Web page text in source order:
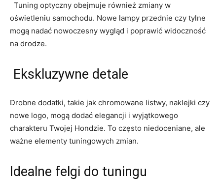
⁣ ‍ Tuning optyczny obejmuje‌ również⁣ zmiany w
oświetleniu⁤ samochodu. ‌Nowe‍ lampy przednie czy tylne⁢
mogą nadać nowoczesny wygląd i‍ poprawić⁣ widoczność
⁢na drodze.
​ Ekskluzywne detale
Drobne⁤ dodatki, takie ⁤jak chromowane ⁢listwy, naklejki czy
nowe logo, mogą dodać elegancji ⁤i wyjątkowego
⁢charakteru Twojej⁣ Hondzie. To często niedoceniane, ale
ważne elementy tuningowych zmian.
Idealne felgi do tuningu